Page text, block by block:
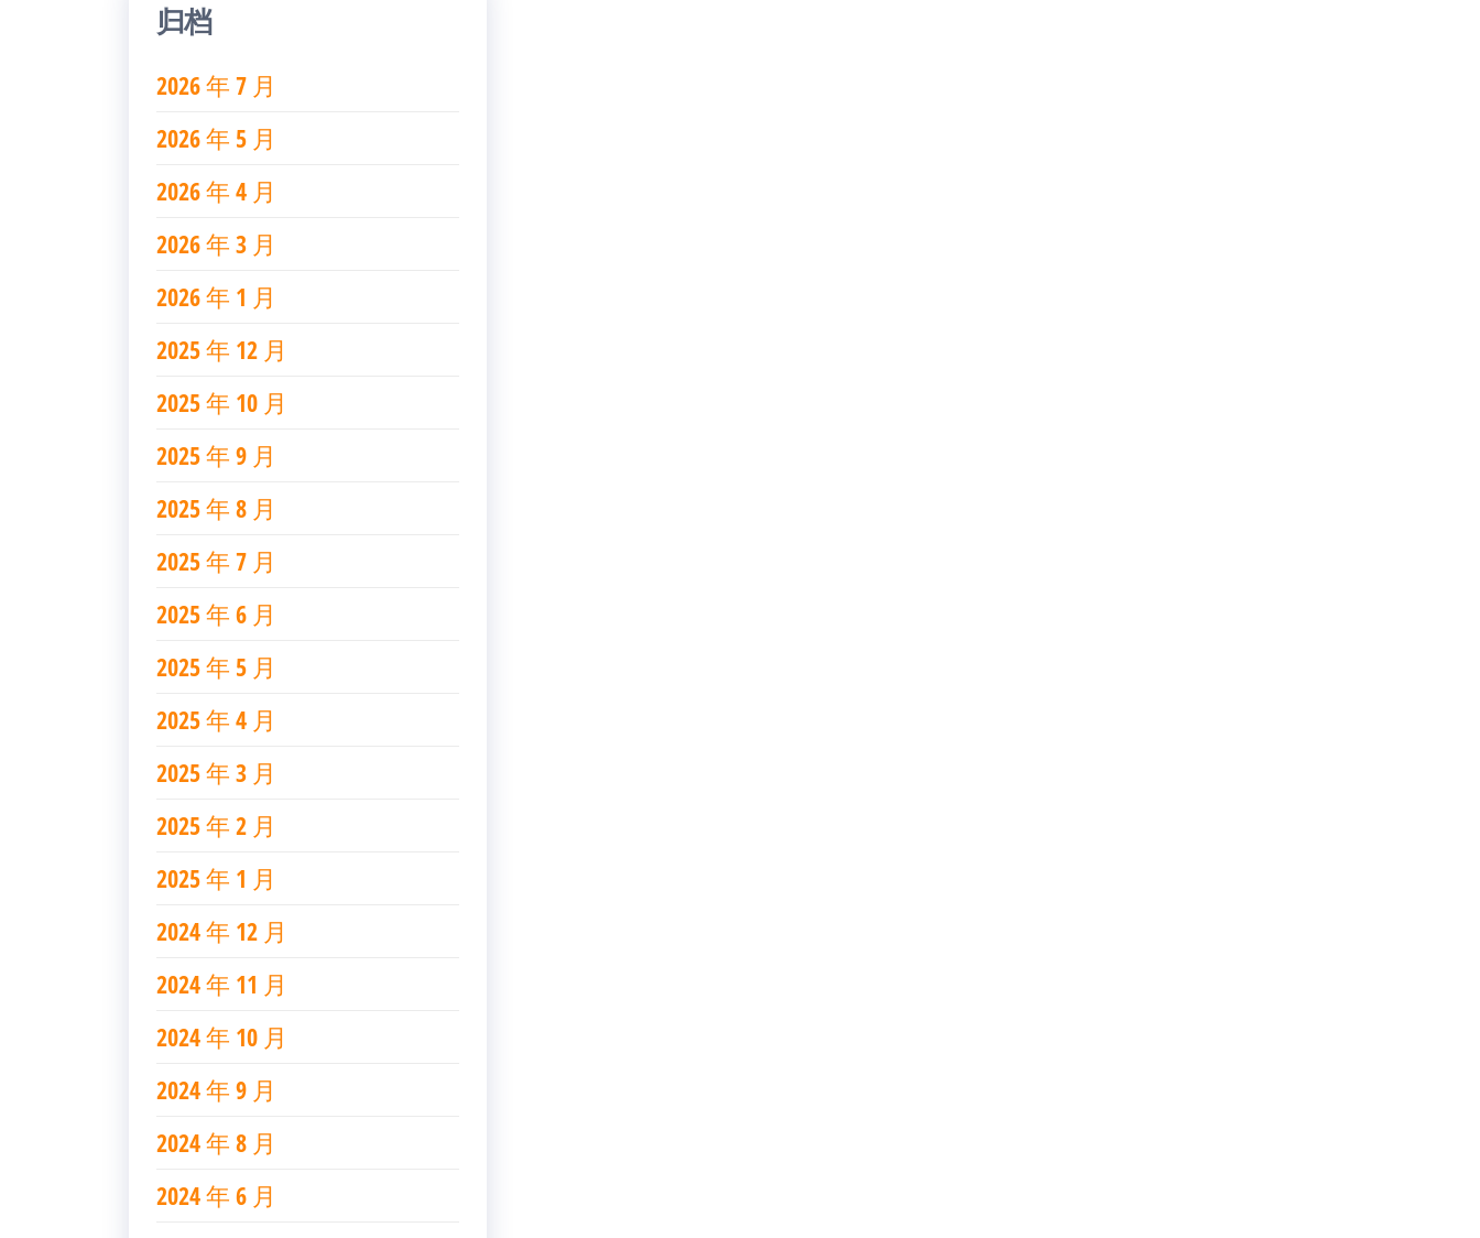
归档
2026 年 7 月
2026 年 5 月
2026 年 4 月
2026 年 3 月
2026 年 1 月
2025 年 12 月
2025 年 10 月
2025 年 9 月
2025 年 8 月
2025 年 7 月
2025 年 6 月
2025 年 5 月
2025 年 4 月
2025 年 3 月
2025 年 2 月
2025 年 1 月
2024 年 12 月
2024 年 11 月
2024 年 10 月
2024 年 9 月
2024 年 8 月
2024 年 6 月